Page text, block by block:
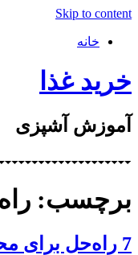
Skip to content
خانه
خرید غذا
آموزش آشپزی
برچسب:
7 راه‌حل برای محافظت از ناخن‌های شكننده